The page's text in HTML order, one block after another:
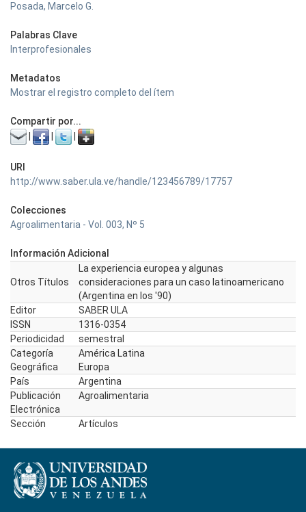
Posada, Marcelo G.
Palabras Clave
Interprofesionales
Metadatos
Mostrar el registro completo del ítem
Compartir por...
URI
http://www.saber.ula.ve/handle/123456789/17757
Colecciones
Agroalimentaria - Vol. 003, Nº 5
Información Adicional
Otros Títulos
La experiencia europea y algunas
consideraciones para un caso latinoamericano
(Argentina en los '90)
Editor
SABER ULA
ISSN
1316-0354
Periodicidad
semestral
Categoría
Geográfica
América Latina
Europa
País
Argentina
Publicación
Electrónica
Agroalimentaria
Sección Artículos